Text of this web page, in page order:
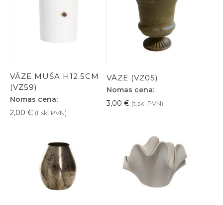
VĀZE MUŠA H12.5CM
(VZ59)
Nomas cena:
2,00 € (t.sk. PVN)
VĀZE (VZ05)
Nomas cena:
3,00 € (t.sk. PVN)